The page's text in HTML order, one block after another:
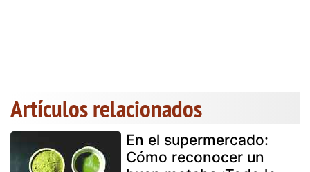
Artículos relacionados
En el supermercado:
Cómo reconocer un